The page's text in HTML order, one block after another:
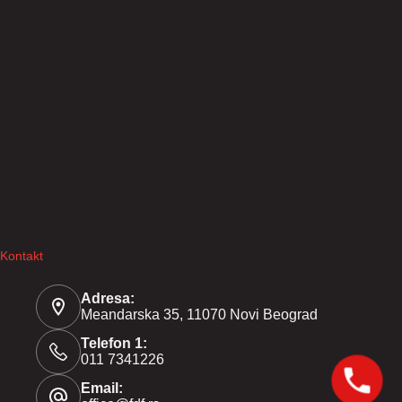
Kontakt
Adresa:
Meandarska 35, 11070 Novi Beograd
Telefon 1:
011 7341226
Email: